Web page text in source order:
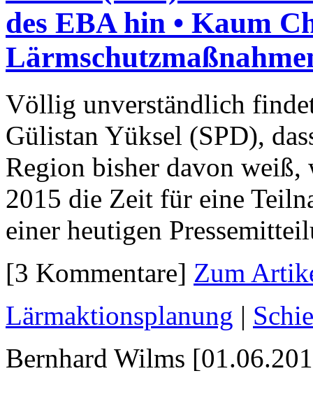
des EBA hin • Kaum
Völlig unverständlich
Gülistan Yüksel (SPD),
Region bisher davon
2015 die Zeit für eine
einer heutigen
[3 Kommentare] Zum
Lärmaktionsplanung |
Bernhard Wilms